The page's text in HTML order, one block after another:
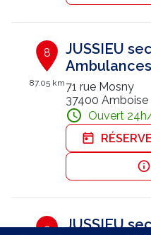
8
87.05 km
JUSSIEU
71 rue Mosny
37400 Amboise
Ouvert
9
JUSSIEU